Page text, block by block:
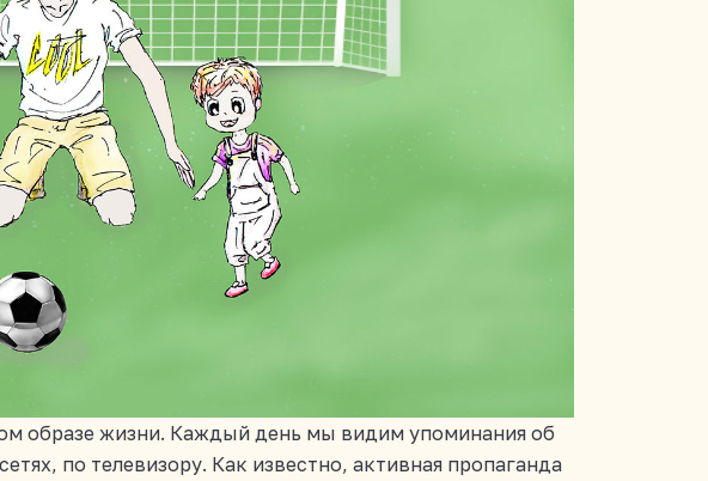
образе жизни. Каждый день мы видим упоминания об
по телевизору. Как известно, активная пропаганда